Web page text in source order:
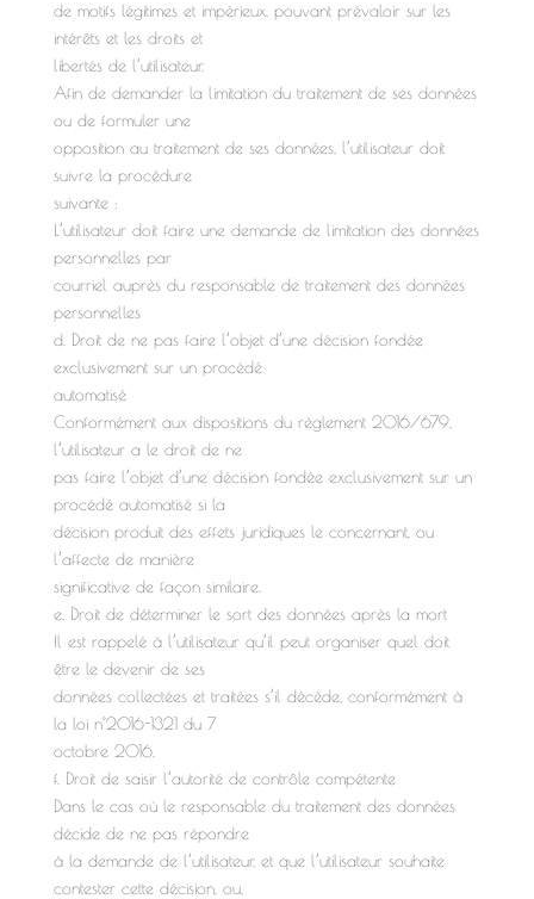
de motifs légitimes et impérieux, pouvant prévaloir sur les
intérêts et les droits et
libertés de l’utilisateur.
Afin de demander la limitation du traitement de ses données
ou de formuler une
opposition au traitement de ses données, l’utilisateur doit
suivre la procédure
suivante :
L’utilisateur doit faire une demande de limitation des données
personnelles par
courriel auprès du responsable de traitement des données
personnelles
d. Droit de ne pas faire l’objet d’une décision fondée
exclusivement sur un procédé
automatisé
Conformément aux dispositions du règlement 2016/679,
l’utilisateur a le droit de ne
pas faire l’objet d’une décision fondée exclusivement sur un
procédé automatisé si la
décision produit des effets juridiques le concernant, ou
l’affecte de manière
significative de façon similaire.
e. Droit de déterminer le sort des données après la mort
Il est rappelé à l’utilisateur qu’il peut organiser quel doit
être le devenir de ses
données collectées et traitées s’il décède, conformément à
la loi n°2016-1321 du 7
octobre 2016.
f. Droit de saisir l’autorité de contrôle compétente
Dans le cas où le responsable du traitement des données
décide de ne pas répondre
à la demande de l’utilisateur, et que l’utilisateur souhaite
contester cette décision, ou,